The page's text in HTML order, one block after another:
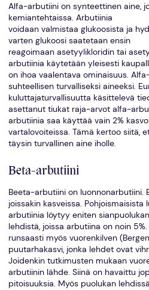
Alfa-arbutiini on synteettinen aine,
kemiantehtaissa. Arbutiinia
voidaan valmistaa glukoosista ja
varten glukoosi saatetaan ensin
reagoimaan asetyylikloridin tai
arbutiinia käytetään yleisesti
on ihoa vaalentava ominaisuus.
suhteellisen turvalliseksi aineeksi.
kuluttajaturvallisuutta käsittelevä
asettanut tiukat raja-arvot alfa-
arbutiinia saa käyttää vain 2%
vartalovoiteissa. Tämä kertoo siitä,
täysin turvallinen aine iholle.
Beta-arbutiini
Beeta-arbutiini on luonnonarbutiini.
joissakin kasveissa.
arbutiinia löytyy eniten
lehdistä, joissa arbutiina on noin
runsaasti myös vuorenkilven
puutarhakasvi, jonka lehdet ovat
Joidenkin tutkimusten mukaan
arbutiinin lähde. Siinä on havaittu
pitoisuuksia. Myös puolukan